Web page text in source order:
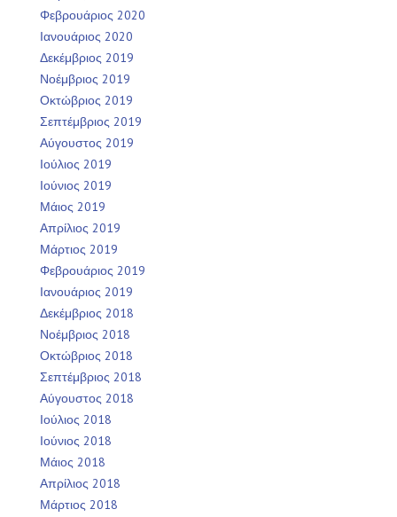
Φεβρουάριος 2020
Ιανουάριος 2020
Δεκέμβριος 2019
Νοέμβριος 2019
Οκτώβριος 2019
Σεπτέμβριος 2019
Αύγουστος 2019
Ιούλιος 2019
Ιούνιος 2019
Μάιος 2019
Απρίλιος 2019
Μάρτιος 2019
Φεβρουάριος 2019
Ιανουάριος 2019
Δεκέμβριος 2018
Νοέμβριος 2018
Οκτώβριος 2018
Σεπτέμβριος 2018
Αύγουστος 2018
Ιούλιος 2018
Ιούνιος 2018
Μάιος 2018
Απρίλιος 2018
Μάρτιος 2018